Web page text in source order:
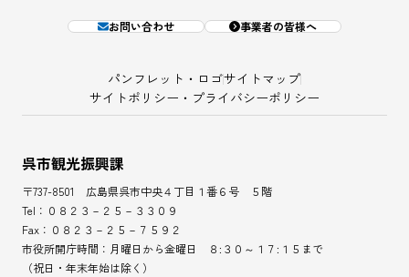
お問い合わせ 事業者の皆様へ
パンフレット・ロゴサイトマップ
サイトポリシー・プライバシーポリシー
呉市観光振興課
〒737-8501 広島県呉市中央４丁目１番６号 ５階
Tel：０８２３－２５－３３０９
Fax：０８２３－２５－７５９２
市役所開庁時間：月曜日から金曜日 ８:３０～１７:１５まで
（祝日・年末年始は除く）